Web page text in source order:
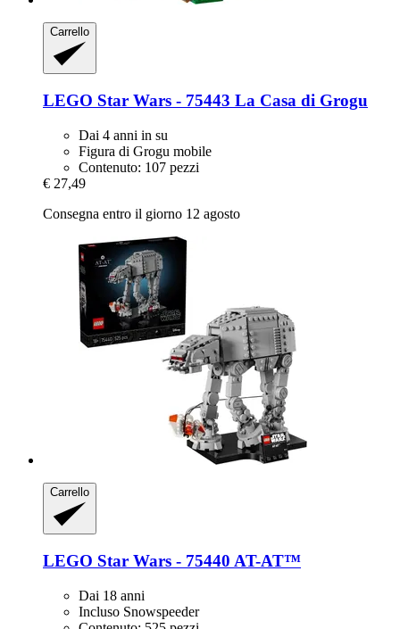
Carrello
LEGO Star Wars -​ 75443 La Casa di Grogu
Dai 4 anni in su
Figura di Grogu mobile
Contenuto: 107 pezzi
€ 27,49
Consegna entro il giorno 12 agosto
Carrello
LEGO Star Wars -​ 75440 AT-​AT™
Dai 18 anni
Incluso Snowspeeder